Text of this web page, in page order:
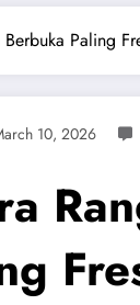
Paling
10, 2026